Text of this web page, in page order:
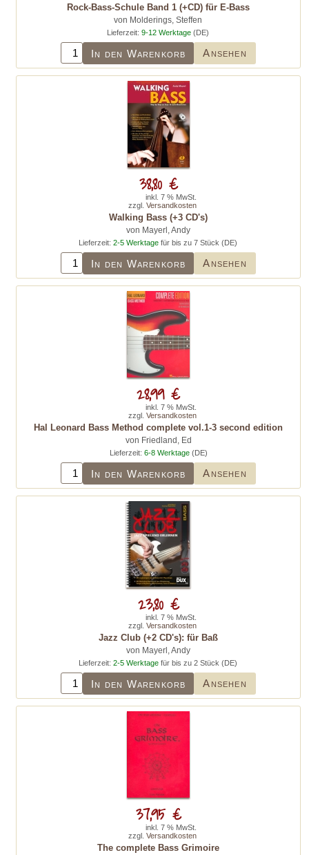
Rock-Bass-Schule Band 1 (+CD) für E-Bass
von Molderings, Steffen
Lieferzeit:9-12 Werktage (DE)
In den Warenkorb Ansehen
Walking Bass (+3 CD's)
von Mayerl, Andy
Lieferzeit:2-5 Werktage für bis zu 7 Stück (DE)
In den Warenkorb Ansehen
38,80 €
inkl. 7 % MwSt.
zzgl. Versandkosten
Hal Leonard Bass Method complete vol.1-3 second edition
von Friedland, Ed
Lieferzeit: 6-8 Werktage(DE)
In den Warenkorb Ansehen
28,99 €
inkl. 7 % MwSt.
zzgl. Versandkosten
Jazz Club (+2 CD's): für Baß
von Mayerl, Andy
Lieferzeit:2-5 Werktage für bis zu 2 Stück (DE)
In den Warenkorb Ansehen
23,80 €
inkl. 7 % MwSt.
zzgl. Versandkosten
The complete Bass Grimoire
37,95 €
inkl. 7 % MwSt.
zzgl. Versandkosten